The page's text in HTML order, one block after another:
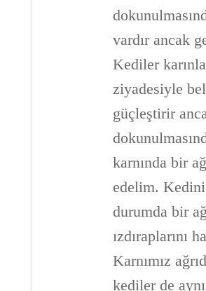
vardır ancak
Kediler
ziyadesiyle
güçleştirir
karnında bir
edelim.
durumda bir
Karnımız
kediler de